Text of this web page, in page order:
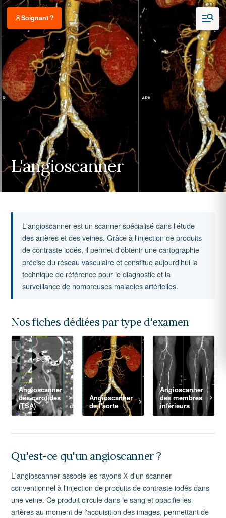
L'angioscanner
L'angioscanner est un scanner spécialisé dans l'étude
des artères et des veines. Grâce à l'injection de produits
de contraste iodés, il permet d'obtenir une cartographie
précise du réseau vasculaire et constitue aujourd'hui la
technique de référence pour le diagnostic et la
surveillance de nombreuses maladies artérielles.
Nos fiches dédiées par type d'examen
Angioscanner
des carotides
(TSA)
Angioscanner
de l'aorte
Angioscanner
des membres
inférieurs
Qu'est-ce qu'un angioscanner ?
L'angioscanner associe les rayons X d'un scanner
conventionnel à l'injection de produits de contraste iodés dans
une veine. Ce produit circule dans le sang et opacifie les
artères au moment de l'acquisition des images, permettant de
Soignant ?